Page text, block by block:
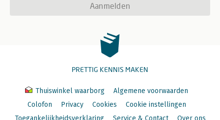
Aanmelden
PRETTIG KENNIS MAKEN
Thuiswinkel waarborg
Algemene voorwaarden
Colofon
Privacy Cookies
Cookie instellingen
Toegankelijkheidsverklaring
Service & Contact Over ons